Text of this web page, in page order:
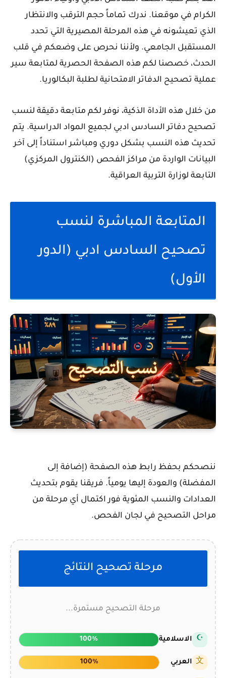
الكرام في موقعنا. ندرك تماماً حجم الترقب والانتظار
الذي تعيشونه في هذه المرحلة المصيرية التي تحدد
المستقبل الجامعي. ولأننا نحرص على وضعكم في قلب
الحدث، خصصنا لكم هذه الصفحة الحصرية لمتابعة سير
عملية تصحيح الدفاتر الامتحانية لطلبة البكالوريا.
من خلال هذه الأداة الذكية، نوفر لكم متابعة دقيقة لنسب
تصحيح دفاتر السادس ادبي لجميع المواد الدراسية. يتم
تحديث هذه النسب بشكل دوري ومباشر استناداً إلى آخر
البيانات الواردة من مراكز الفحص (الكنترول المركزي)
التابعة لوزارة التربية العراقية.
المتابعة المباشرة لنسب
تصحيح السادس ادبي (الدور
الأول)
ننصحكم بحفظ رابط هذه الصفحة (إضافة إلى
المفضلة) والعودة إليها يومياً. فريقنا يقوم بتحديث
العدادات والنسب المئوية فور اكتمال أي مرحلة من
مراحل التصحيح في لجان الفحص.
مرحلة تصحيح النتائج
مرحلة التصحيح مستمرة...
☪ الاسلامية 100%
文 العربي 100%